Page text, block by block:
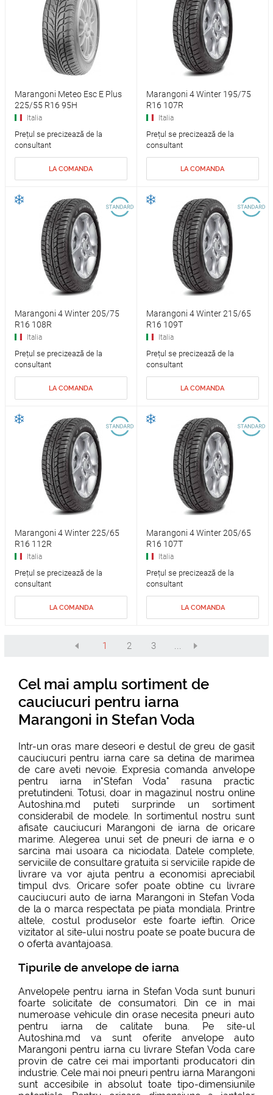
Marangoni Meteo Esc E Plus
225/55 R16 95H
Italia
Prețul se precizează de la
consultant
LA COMANDA
Marangoni 4 Winter 195/75
R16 107R
Italia
Prețul se precizează de la
consultant
LA COMANDA
Marangoni 4 Winter 205/75
R16 108R
Italia
Prețul se precizează de la
consultant
LA COMANDA
Marangoni 4 Winter 215/65
R16 109T
Italia
Prețul se precizează de la
consultant
LA COMANDA
Marangoni 4 Winter 225/65
R16 112R
Italia
Prețul se precizează de la
consultant
LA COMANDA
Marangoni 4 Winter 205/65
R16 107T
Italia
Prețul se precizează de la
consultant
LA COMANDA
1 2 3 ...
Cel mai amplu sortiment de
cauciucuri pentru iarna
Marangoni in Stefan Voda
Intr-un oras mare deseori e destul de greu de gasit
cauciucuri pentru iarna care sa detina de marimea
de care aveti nevoie. Expresia comanda anvelope
pentru iarna in"Stefan Voda" rasuna practic
pretutindeni. Totusi, doar in magazinul nostru online
Autoshina.md puteti surprinde un sortiment
considerabil de modele. In sortimentul nostru sunt
afisate cauciucuri Marangoni de iarna de oricare
marime. Alegerea unui set de pneuri de iarna e o
sarcina mai usoara ca niciodata. Datele complete,
serviciile de consultare gratuita si serviciile rapide de
livrare va vor ajuta pentru a economisi apreciabil
timpul dvs. Oricare sofer poate obtine cu livrare
cauciucuri auto de iarna Marangoni in Stefan Voda
de la o marca respectata pe piata mondiala. Printre
altele, costul produselor este foarte ieftin. Orice
vizitator al site-ului nostru poate se poate bucura de
o oferta avantajoasa.
Tipurile de anvelope de iarna
Anvelopele pentru iarna in Stefan Voda sunt bunuri
foarte solicitate de consumatori. Din ce in mai
numeroase vehicule din orase necesita pneuri auto
pentru iarna de calitate buna. Pe site-ul
Autoshina.md va sunt oferite anvelope auto
Marangoni pentru iarna cu livrare Stefan Voda care
provin de catre cei mai importanti producatori din
industrie. Cele mai noi pneuri pentru iarna Marangoni
sunt accesibile in absolut toate tipo-dimensiunile